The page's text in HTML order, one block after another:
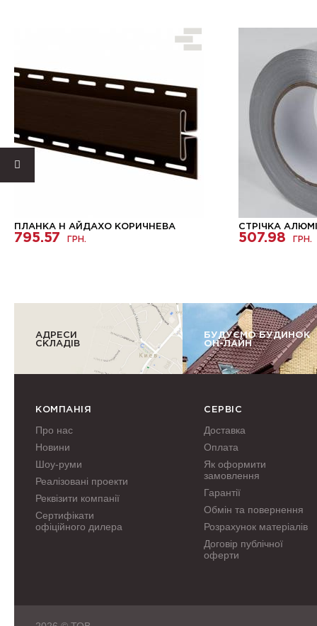
ПЛАНКА H АЙДАХО КОРИЧНЕВА
795.57 ГРН.
СТРІЧКА
507.98 ГРН.
АДРЕСИ
СКЛАДІВ
БУДУЄМО БУДИНОК
ОН-ЛАЙН
КОМПАНІЯ
Про нас
Новини
Шоу-руми
Реалізовані проекти
Реквізити компанії
Сертифікати
офіційного дилера
СЕРВІС
Доставка
Оплата
Як оформити
замовлення
Гарантії
Обмін та повернення
Розрахунок матеріалів
Договір публічної
оферти